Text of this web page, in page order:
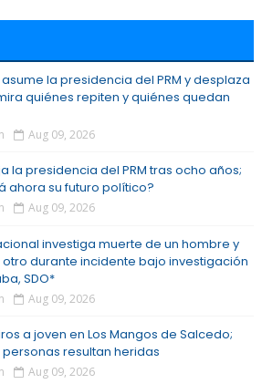
la presidencia del PRM y desplaza
quiénes repiten y quiénes quedan
Aug 09, 2026
la presidencia del PRM tras ocho años;
ahora su futuro político?
Aug 09, 2026
investiga muerte de un hombre y
durante incidente bajo investigación
SDO*
Aug 09, 2026
a joven en Los Mangos de Salcedo;
resultan heridas
Aug 09, 2026